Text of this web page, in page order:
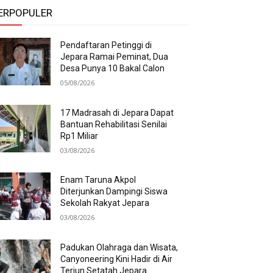
Pendaftaran Petinggi di
Jepara Ramai Peminat, Dua
Desa Punya 10 Bakal Calon
05/08/2026
17 Madrasah di Jepara Dapat
Bantuan Rehabilitasi Senilai
Rp1 Miliar
03/08/2026
Enam Taruna Akpol
Diterjunkan Dampingi Siswa
Sekolah Rakyat Jepara
03/08/2026
Padukan Olahraga dan Wisata,
Canyoneering Kini Hadir di Air
Terjun Setatah Jepara